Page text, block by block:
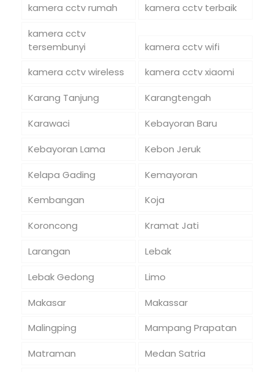
kamera cctv rumah
kamera cctv terbaik
kamera cctv
tersembunyi
kamera cctv wifi
kamera cctv wireless
kamera cctv xiaomi
Karang Tanjung
Karangtengah
Karawaci
Kebayoran Baru
Kebayoran Lama
Kebon Jeruk
Kelapa Gading
Kemayoran
Kembangan
Koja
Koroncong
Kramat Jati
Larangan
Lebak
Lebak Gedong
Limo
Makasar
Makassar
Malingping
Mampang Prapatan
Matraman
Medan Satria